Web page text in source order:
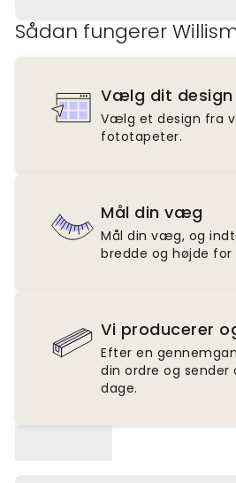
Sådan fungerer
Vælg dit design
Vælg et design fra
fototapeter.
Mål din væg
Mål din væg, og
bredde og højde for
Vi producerer
Efter en
din ordre og sender
dage.